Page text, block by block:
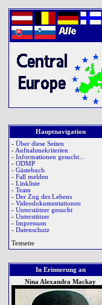
Hauptnavigation
- Über diese Seiten
- Aufnahmekriterien
- Informationen gesucht...
- ODMP
- Gästebuch
- Fall melden
- Linkliste
- Team
- Der Zug des Lebens
- Videodokumentationen
- Unterstützer gesucht
- Unterstützer
- Impressum
- Datenschutz
Testseite
In Erinnerung an
Nina Alexandra Mackay